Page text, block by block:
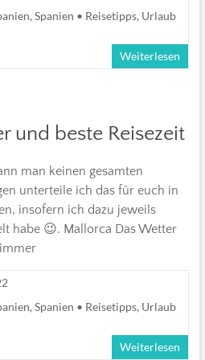
, Spanien • Reisetipps, Urlaub
Weiterlesen
und beste Reisezeit
man keinen gesamten
unterteile ich das für euch in
insofern ich dazu jeweils
habe 😉. Mallorca Das Wetter
, Spanien • Reisetipps, Urlaub
Weiterlesen